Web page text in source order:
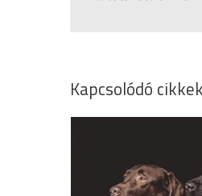
Kapcsolódó cikkek